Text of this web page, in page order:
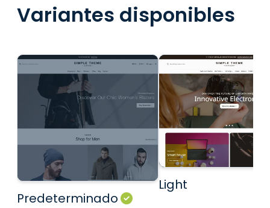
Variantes disponibles
Predeterminado
Light